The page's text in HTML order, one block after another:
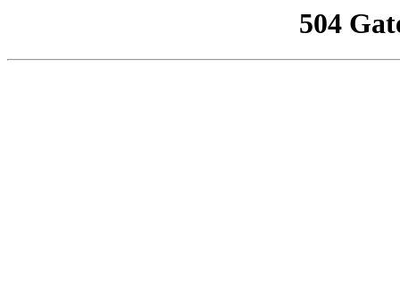
504